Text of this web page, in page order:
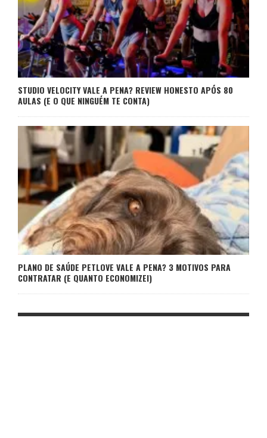
STUDIO VELOCITY VALE A PENA? REVIEW HONESTO APÓS 80
AULAS (E O QUE NINGUÉM TE CONTA)
PLANO DE SAÚDE PETLOVE VALE A PENA? 3 MOTIVOS PARA
CONTRATAR (E QUANTO ECONOMIZEI)